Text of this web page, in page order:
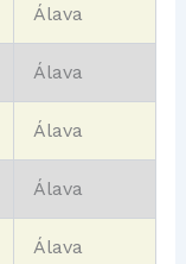
Álava
Álava
Álava
Álava
Álava